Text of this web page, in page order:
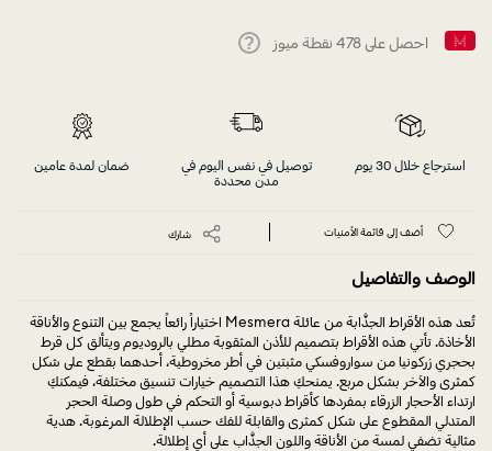
احصل على 478 نقطة ميوز
استرجاع خلال 30 يوم
توصيل في نفس اليوم في
مدن محددة
ضمان لمدة عامين
أضف إلى قائمة الأمنيات شارك
الوصف والتفاصيل
تُعد هذه الأقراط الجذَّابة من عائلة Mesmera اختياراً رائعاً يجمع بين التنوع والأناقة
الأخاذة. تأتي هذه الأقراط بتصميم للأذن المثقوبة مطلي بالروديوم ويتألق كل قرط
بحجري زركونيا من سواروفسكي مثبتين في أطر مخروطية، أحدهما بقطع على شكل
كمثرى والآخر بشكل مربع. يمنحكِ هذا التصميم خيارات تنسيق مختلفة، فيمكنكِ
ارتداء الأحجار الزرقاء بمفردها كأقراط دبوسية أو التحكم في طول وصلة الحجر
المتدلي المقطوع على شكل كمثرى والقابلة للفك حسب الإطلالة المرغوبة. هدية
مثالية تضفي لمسة من الأناقة واللون الجذَّاب على أي إطلالة.